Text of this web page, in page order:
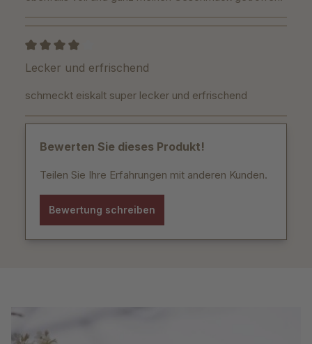
Bewertung mit 4 von 5 Sternen
Lecker und erfrischend
schmeckt eiskalt super lecker und erfrischend
Bewerten Sie dieses Produkt!
Teilen Sie Ihre Erfahrungen mit anderen Kunden.
Bewertung schreiben